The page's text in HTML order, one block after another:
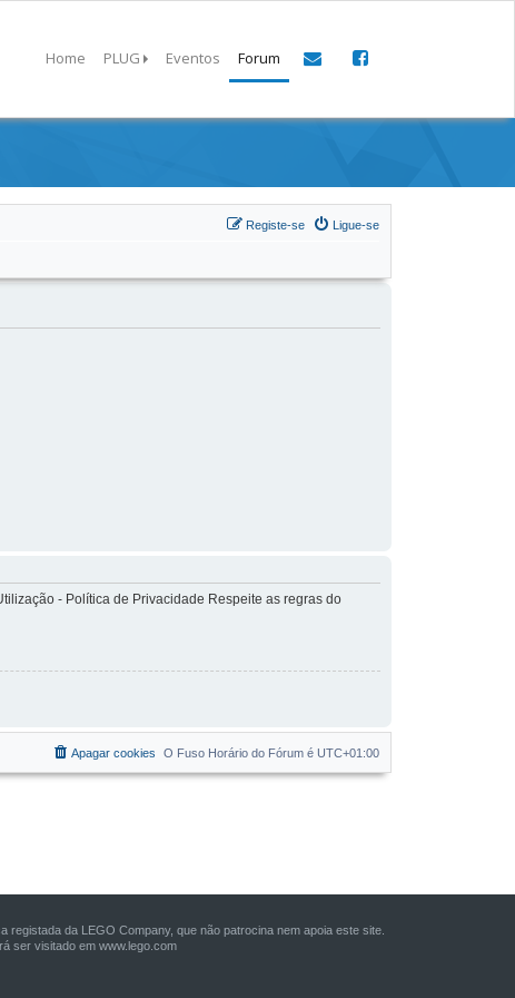
Home PLUG Eventos Forum
Ligue-se
Registe-se
- Política de Privacidade Respeite as regras do
O Fuso Horário do Fórum é UTC+01:00
Apagar cookies
registada da LEGO Company, que não patrocina nem apoia este site.
ser visitado em www.lego.com